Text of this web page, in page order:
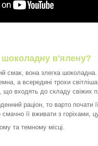
шоколадну в'ялену?
смак, вона злегка
а всередині трохи
що входять до складу свіжих
раціон, то варто почати
її вживати з горіхами,
та темному місці.